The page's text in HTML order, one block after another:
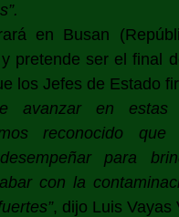
en Busan
pretende ser el final
los Jefes de Estado
avanzar en
reconocido
para
con la
, dijo Luis Vayas